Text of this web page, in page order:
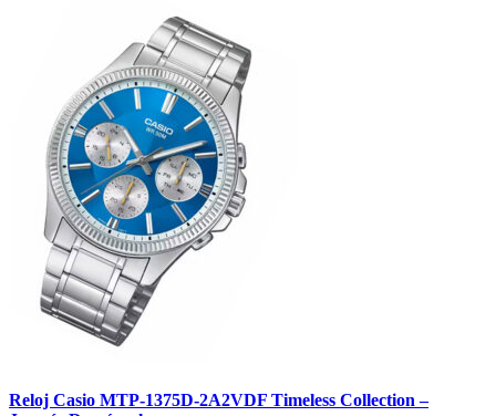
Reloj Casio MTP-1375D-2A2VDF Timeless Collection –